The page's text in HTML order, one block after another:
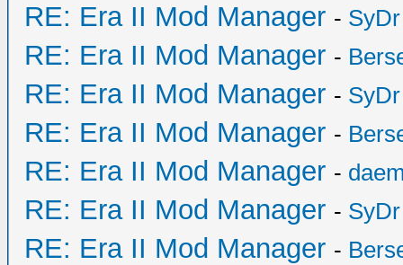
RE: Era II Mod Manager - SyDr
RE: Era II Mod Manager -
RE: Era II Mod Manager - SyDr
RE: Era II Mod Manager -
RE: Era II Mod Manager -
RE: Era II Mod Manager - SyDr
RE: Era II Mod Manager -